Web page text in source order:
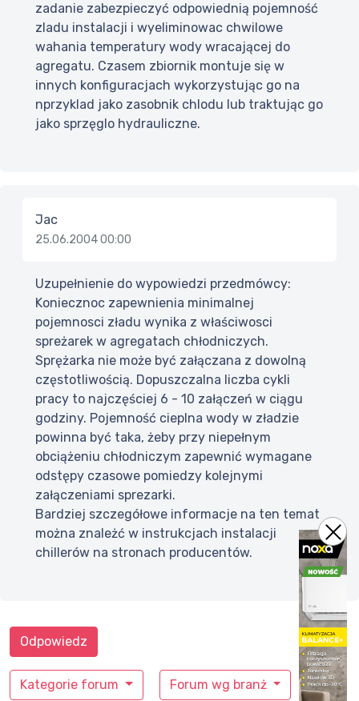
zadanie zabezpieczyć odpowiednią pojemność
zladu instalacji i wyeliminowac chwilowe
wahania temperatury wody wracającej do
agregatu. Czasem zbiornik montuje się w
innych konfiguracjach wykorzystując go na
nprzyklad jako zasobnik chlodu lub traktując go
jako sprzęglo hydrauliczne.
Jac
25.06.2004 00:00
Uzupełnienie do wypowiedzi przedmówcy:
Koniecznoc zapewnienia minimalnej
pojemnosci zładu wynika z właściwosci
spreżarek w agregatach chłodniczych.
Sprężarka nie może być załączana z dowolną
częstotliwością. Dopuszczalna liczba cykli
pracy to najczęściej 6 - 10 załączeń w ciągu
godziny. Pojemność cieplna wody w zładzie
powinna być taka, żeby przy niepełnym
obciążeniu chłodniczym zapewnić wymagane
odstępy czasowe pomiedzy kolejnymi
załączeniami sprezarki.
Bardziej szczegółowe informacje na ten temat
można znależć w instrukcjach instalacji
chillerów na stronach producentów.
Kategorie forum Forum wg branż
Odpowiedz